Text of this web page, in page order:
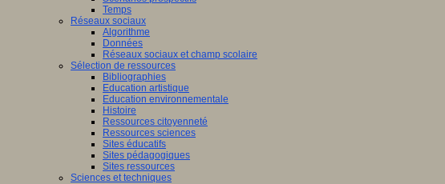
Temps
Réseaux sociaux
Algorithme
Données
Réseaux sociaux et champ scolaire
Sélection de ressources
Bibliographies
Education artistique
Education environnementale
Histoire
Ressources citoyenneté
Ressources sciences
Sites éducatifs
Sites pédagogiques
Sites ressources
Sciences et techniques